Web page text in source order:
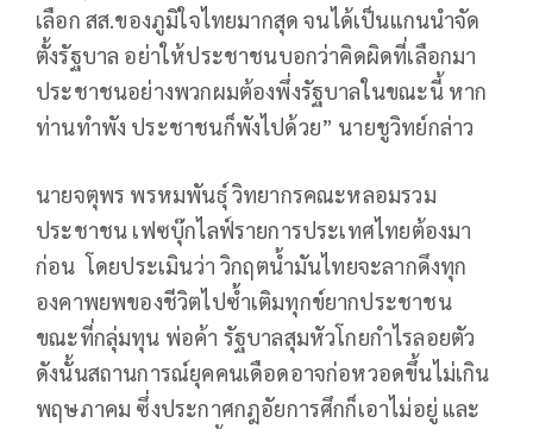
เลือก สส.ของภูมิใจไทยมากสุด จนได้เป็นแกนนำจัด
ตั้งรัฐบาล อย่าให้ประชาชนบอกว่าคิดผิดที่เลือกมา
ประชาชนอย่างพวกผมต้องพึ่งรัฐบาลในขณะนี้ หาก
ท่านทำพัง ประชาชนก็พังไปด้วย” นายชูวิทย์กล่าว
นายจตุพร พรหมพันธุ์ วิทยากรคณะหลอมรวม
ประชาชน เฟซบุ๊กไลฟ์รายการประเทศไทยต้องมา
ก่อน โดยประเมินว่า วิกฤตน้ำมันไทยจะลากดึงทุก
องคาพยพของชีวิตไปซ้ำเติมทุกข์ยากประชาชน
ขณะที่กลุ่มทุน พ่อค้า รัฐบาลสุมหัวโกยกำไรลอยตัว
ดังนั้นสถานการณ์ยุคคนเดือดอาจก่อหวอดขึ้นไม่เกิน
พฤษภาคม ซึ่งประกาศกฎอัยการศึกก็เอาไม่อยู่ และ